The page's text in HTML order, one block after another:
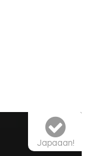
Japaaan!